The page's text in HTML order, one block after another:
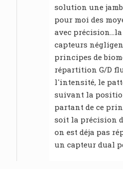
solution une
pour moi des
avec
capteurs
principes de
répartition G/D
l'intensité, le
suivant la
partant de ce
soit la précision
on est déja pas
un capteur dual